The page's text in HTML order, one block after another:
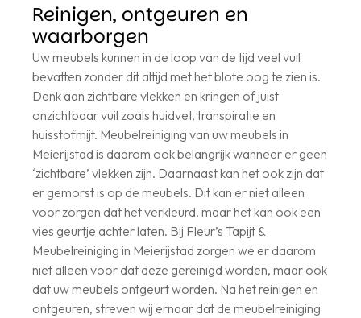
Reinigen, ontgeuren en
waarborgen
Uw meubels kunnen in de loop van de tijd veel vuil
bevatten zonder dit altijd met het blote oog te zien is.
Denk aan zichtbare vlekken en kringen of juist
onzichtbaar vuil zoals huidvet, transpiratie en
huisstofmijt. Meubelreiniging van uw meubels in
Meierijstad is daarom ook belangrijk wanneer er geen
‘zichtbare’ vlekken zijn. Daarnaast kan het ook zijn dat
er gemorst is op de meubels. Dit kan er niet alleen
voor zorgen dat het verkleurd, maar het kan ook een
vies geurtje achter laten. Bij Fleur’s Tapijt &
Meubelreiniging in Meierijstad zorgen we er daarom
niet alleen voor dat deze gereinigd worden, maar ook
dat uw meubels ontgeurt worden. Na het reinigen en
ontgeuren, streven wij ernaar dat de meubelreiniging